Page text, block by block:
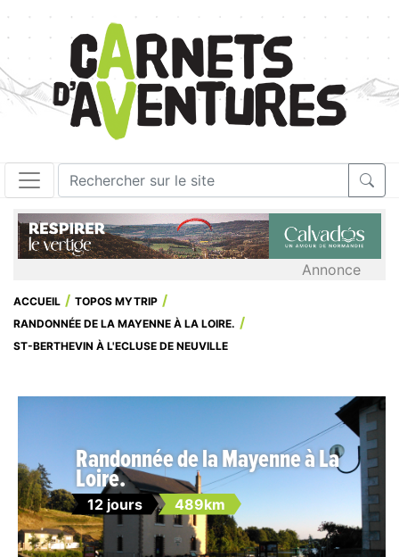
Annonce
ACCUEIL
TOPOS MYTRIP
RANDONNÉE DE LA MAYENNE À LA LOIRE.
ST-BERTHEVIN À L'ECLUSE DE NEUVILLE
Randonnée de la Mayenne à La
Loire.
12 jours 489km